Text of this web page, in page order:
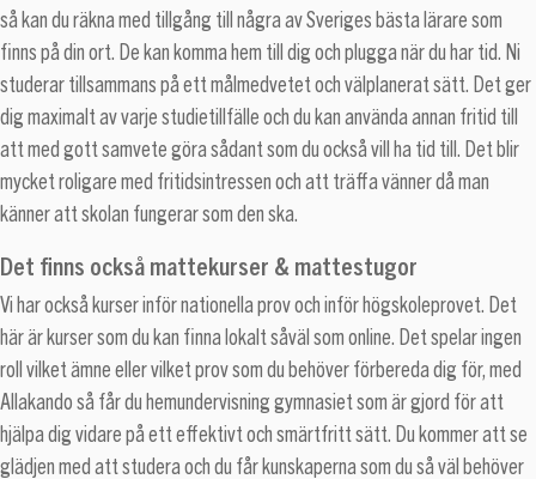
så kan du räkna med tillgång till några av Sveriges bästa lärare som
finns på din ort. De kan komma hem till dig och plugga när du har tid. Ni
studerar tillsammans på ett målmedvetet och välplanerat sätt. Det ger
dig maximalt av varje studietillfälle och du kan använda annan fritid till
att med gott samvete göra sådant som du också vill ha tid till. Det blir
mycket roligare med fritidsintressen och att träffa vänner då man
känner att skolan fungerar som den ska.
Det finns också mattekurser & mattestugor
Vi har också kurser inför nationella prov och inför högskoleprovet. Det
här är kurser som du kan finna lokalt såväl som online. Det spelar ingen
roll vilket ämne eller vilket prov som du behöver förbereda dig för, med
Allakando så får du hemundervisning gymnasiet som är gjord för att
hjälpa dig vidare på ett effektivt och smärtfritt sätt. Du kommer att se
glädjen med att studera och du får kunskaperna som du så väl behöver